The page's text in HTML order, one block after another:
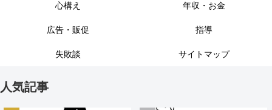
心構え 年収・お金
広告・販促 指導
失敗談 サイトマップ
人気記事